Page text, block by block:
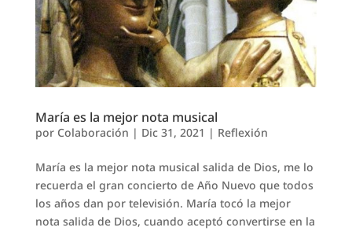
María es la mejor nota musical
por Colaboración | Dic 31, 2021 | Reflexión
María es la mejor nota musical salida de Dios, me lo
recuerda el gran concierto de Año Nuevo que todos
los años dan por televisión. María tocó la mejor
nota salida de Dios, cuando aceptó convertirse en la